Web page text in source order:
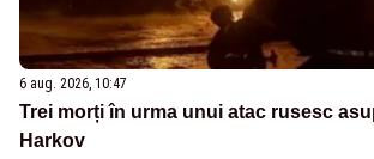
6 aug. 2026, 10:47
Trei morți în urma unui atac rusesc
Harkov